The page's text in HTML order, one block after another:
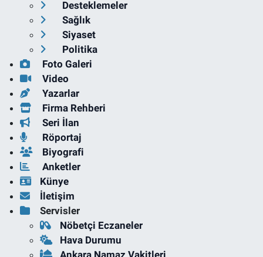
Desteklemeler
Sağlık
Siyaset
Politika
Foto Galeri
Video
Yazarlar
Firma Rehberi
Seri İlan
Röportaj
Biyografi
Anketler
Künye
İletişim
Servisler
Nöbetçi Eczaneler
Hava Durumu